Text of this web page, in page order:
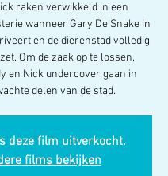
raken verwikkeld in een
wanneer Gary De’Snake in
en de dierenstad volledig
Om de zaak op te lossen,
en Nick undercover gaan in
delen van de stad.
deze film uitverkocht.
films bekijken